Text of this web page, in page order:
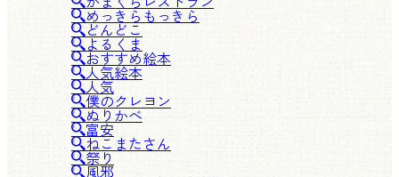
めっきらもっきら
どんどこ
よるくま
おすすめ絵本
人気絵本
人気
僕のクレヨン
ぬりかべ
富安
ねこまたさん
祭り
風邪